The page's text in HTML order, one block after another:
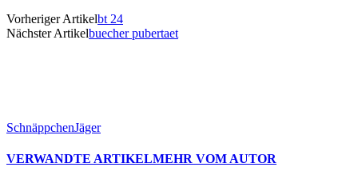
Vorheriger Artikelbt 24
Nächster Artikelbuecher pubertaet
SchnäppchenJäger
VERWANDTE ARTIKELMEHR VOM AUTOR